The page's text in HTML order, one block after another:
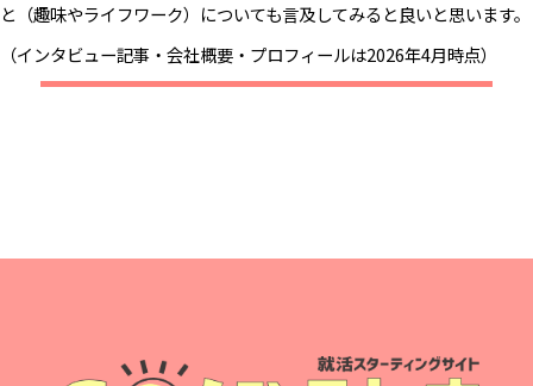
と（趣味やライフワーク）についても言及してみると良いと思います。
（インタビュー記事・会社概要・プロフィールは2026年4月時点）